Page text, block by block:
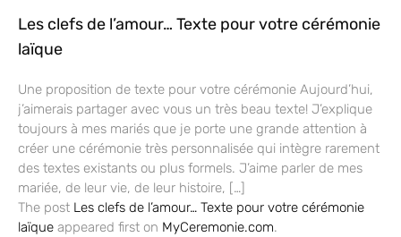
Les clefs de l’amour… Texte pour votre cérémonie
laïque
Une proposition de texte pour votre cérémonie Aujourd’hui,
j’aimerais partager avec vous un très beau texte! J’explique
toujours à mes mariés que je porte une grande attention à
créer une cérémonie très personnalisée qui intègre rarement
des textes existants ou plus formels. J’aime parler de mes
mariée, de leur vie, de leur histoire, […]
The post Les clefs de l’amour… Texte pour votre cérémonie
laïque appeared first on MyCeremonie.com.